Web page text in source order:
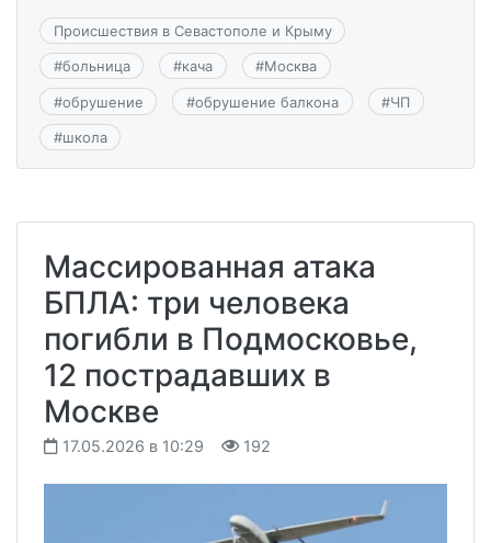
Происшествия в Севастополе и Крыму
#больница #кача #Москва
#обрушение #обрушение балкона #ЧП
#школа
Массированная атака
БПЛА: три человека
погибли в Подмосковье,
12 пострадавших в
Москве
17.05.2026 в 10:29 192